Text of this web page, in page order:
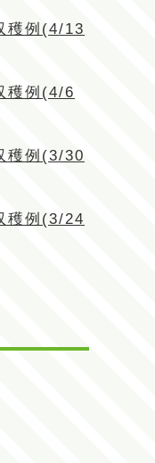
穫例(4/13
穫例(4/6
穫例(3/30
穫例(3/24